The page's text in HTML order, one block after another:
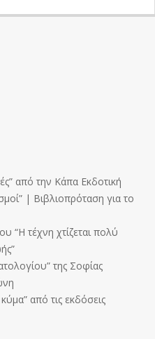
από την Κάπα Εκδοτική
| Βιβλιοπρόταση για το
“Η τέχνη χτίζεται πολύ
της Σοφίας
από τις εκδόσεις